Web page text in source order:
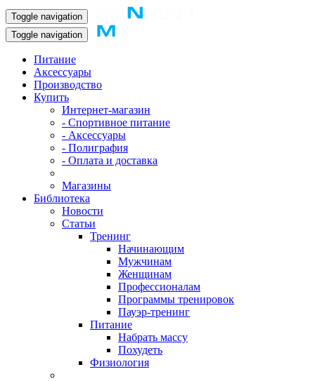
Toggle navigation
Toggle navigation
Питание
Аксессуары
Производство
Купить
Интернет-магазин
- Спортивное питание
- Аксессуары
- Полиграфия
- Оплата и доставка
Магазины
Библиотека
Новости
Статьи
Тренинг
Начинающим
Мужчинам
Женщинам
Профессионалам
Программы тренировок
Пауэр-тренинг
Питание
Набрать массу
Похудеть
Физиология